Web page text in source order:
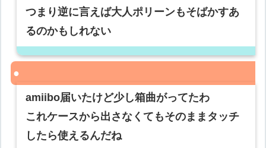
つまり逆に言えば大人ポリーンもそばかすあ
るのかもしれない
amiibo届いたけど少し箱曲がってたわ
これケースから出さなくてもそのままタッチ
したら使えるんだね